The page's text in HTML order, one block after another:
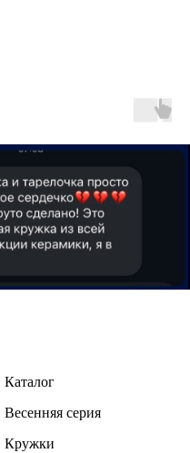
Каталог
Весенняя серия
Кружки